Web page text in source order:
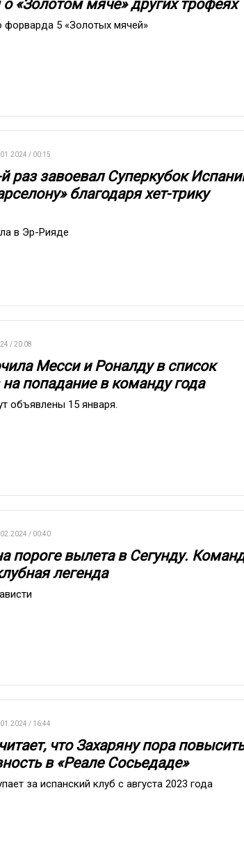
«Золотом мяче» других трофеях
форварда 5 «Золотых мячей»
/ 00:15
раз завоевал Суперкубок
благодаря хет-трику
в Эр-Рияде
/ 20:08
Месси и Роналду в список
попадание в команду года
объявлены 15 января.
/ 00:40
пороге вылета в Сегунду.
легенда
/ 16:44
что Захаряну пора повысить
в «Реале Сосьедаде»
за испанский клуб с августа 2023 года